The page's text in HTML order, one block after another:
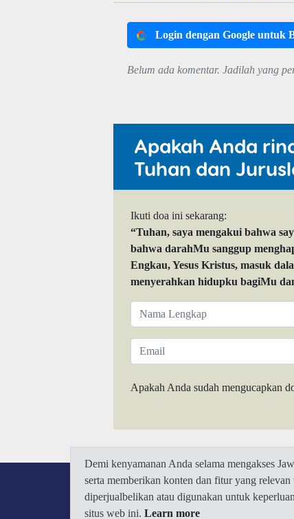
Login dengan Google untuk
Belum ada komentar. Jadilah yang
Apakah Anda
Tuhan dan
Ikuti doa ini sekarang:
“Tuhan, saya mengakui bahwa
bahwa darahMu sanggup
Engkau, Yesus Kristus, masuk
menyerahkan hidupku bagiMu
Apakah Anda sudah mengucapkan
Demi kenyamanan Anda selama mengakses
serta memberikan konten dan fitur yang
diperjualbelikan atau digunakan untuk
situs web ini. Learn more